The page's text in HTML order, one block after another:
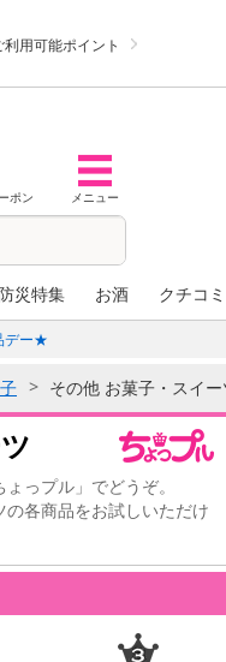
利用可能ポイント
ポン メニュー
災特集 お酒 クチコ
デー★
その他 お菓子・スイ
っプル」でどうぞ。
各商品をお試しいただけ